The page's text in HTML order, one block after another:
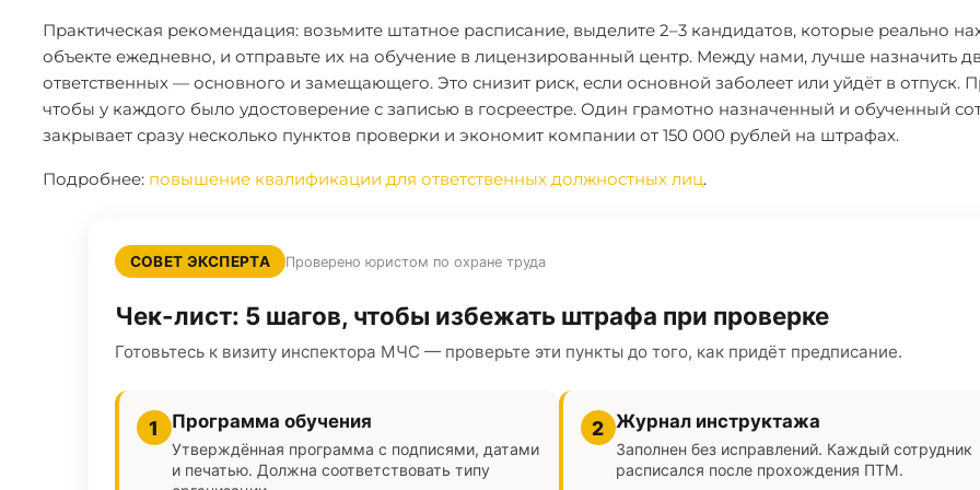
Практическая рекомендация: возьмите штатное расписание, выделите 2–3 кандидатов, которые реально
объекте ежедневно, и отправьте их на обучение в лицензированный центр. Между нами, лучше назначить
ответственных — основного и замещающего. Это снизит риск, если основной заболеет или уйдёт в отпуск.
чтобы у каждого было удостоверение с записью в госреестре. Один грамотно назначенный и обученный
закрывает сразу несколько пунктов проверки и экономит компании от 150 000 рублей на штрафах.
Подробнее: повышение квалификации для ответственных должностных лиц.
СОВЕТ ЭКСПЕРТА Проверено юристом по охране труда
Чек-лист: 5 шагов, чтобы избежать штрафа при проверке
Готовьтесь к визиту инспектора МЧС — проверьте эти пункты до того, как придёт предписание.
1 Программа обучения
Утверждённая программа с подписями, датами
и печатью. Должна соответствовать типу
2 Журнал инструктажа
Заполнен без исправлений. Каждый сотрудник
расписался после прохождения ПТМ.